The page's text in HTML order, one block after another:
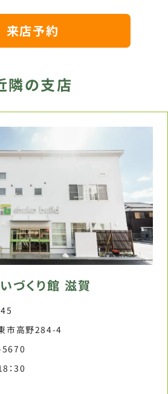
来店予約
隣の支店
づくり館 滋賀
市高野284-4
：30​